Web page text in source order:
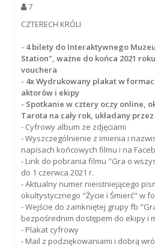
7
CZTERECH KRÓLI
- 4 bilety do Interaktywnego
Station", ważne do końca 2021
vouchera
- 4x Wydrukowany plakat w
aktorów i ekipy
- Spotkanie w cztery oczy online,
Tarota na cały rok, układany
- Cyfrowy album ze zdjęciami
- Wyszczególnienie z imienia i
napisach końcowych filmu i na
- Link do pobrania filmu "Gra o
do 1 czerwca 2021 r.
- Aktualny numer nieistniejącego
okultystycznego "Życie i Śmierć" w
- Wejście do zamkniętej grupy fb
bezpośrednim dostępem do ekipy i
- Plakat cyfrowy
- Mail z podziękowaniami i dobrą